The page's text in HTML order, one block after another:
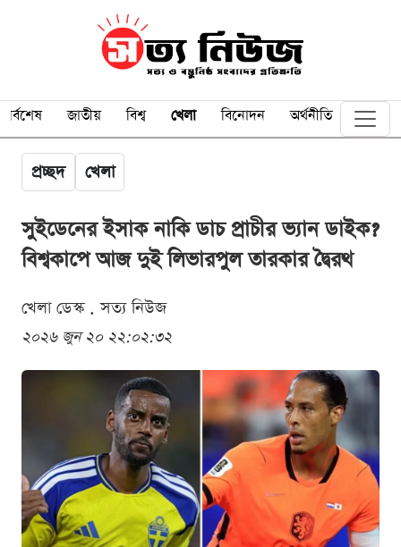
সর্বশেষ জাতীয় বিশ্ব খেলা বিনোদন অর্থনীতি
প্রচ্ছদ খেলা
সুইডেনের ইসাক নাকি ডাচ প্রাচীর ভ্যান ডাইক?
বিশ্বকাপে আজ দুই লিভারপুল তারকার দ্বৈরথ
খেলা ডেস্ক . সত্য নিউজ
২০২৬ জুন ২০ ২২:০২:৩২